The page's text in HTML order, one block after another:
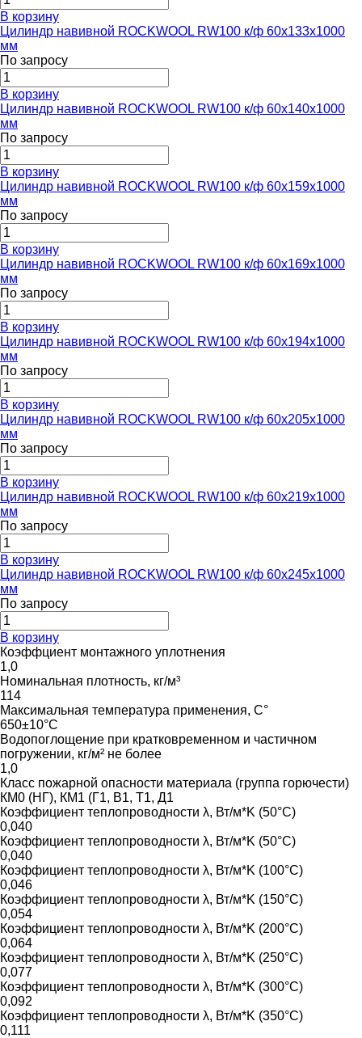
В корзину
Цилиндр навивной ROCKWOOL RW100 к/ф 60x133x1000
мм
По запросу
В корзину
Цилиндр навивной ROCKWOOL RW100 к/ф 60x140x1000
мм
По запросу
В корзину
Цилиндр навивной ROCKWOOL RW100 к/ф 60x159x1000
мм
По запросу
В корзину
Цилиндр навивной ROCKWOOL RW100 к/ф 60x169x1000
мм
По запросу
В корзину
Цилиндр навивной ROCKWOOL RW100 к/ф 60x194x1000
мм
По запросу
В корзину
Цилиндр навивной ROCKWOOL RW100 к/ф 60x205x1000
мм
По запросу
В корзину
Цилиндр навивной ROCKWOOL RW100 к/ф 60x219x1000
мм
По запросу
В корзину
Цилиндр навивной ROCKWOOL RW100 к/ф 60x245x1000
мм
По запросу
В корзину
Коэффциент монтажного уплотнения
1,0
Номинальная плотность, кг/м³
114
Максимальная температура применения, С°
650±10°C
Водопоглощение при кратковременном и частичном
погружении, кг/м² не более
1,0
Класс пожарной опасности материала (группа горючести)
КМ0 (НГ), КМ1 (Г1, В1, Т1, Д1
Коэффициент теплопроводности λ, Вт/м*K (50°C)
0,040
Коэффициент теплопроводности λ, Вт/м*K (50°C)
0,040
Коэффициент теплопроводности λ, Вт/м*K (100°C)
0,046
Коэффициент теплопроводности λ, Вт/м*K (150°C)
0,054
Коэффициент теплопроводности λ, Вт/м*K (200°C)
0,064
Коэффициент теплопроводности λ, Вт/м*K (250°C)
0,077
Коэффициент теплопроводности λ, Вт/м*K (300°C)
0,092
Коэффициент теплопроводности λ, Вт/м*K (350°C)
0,111